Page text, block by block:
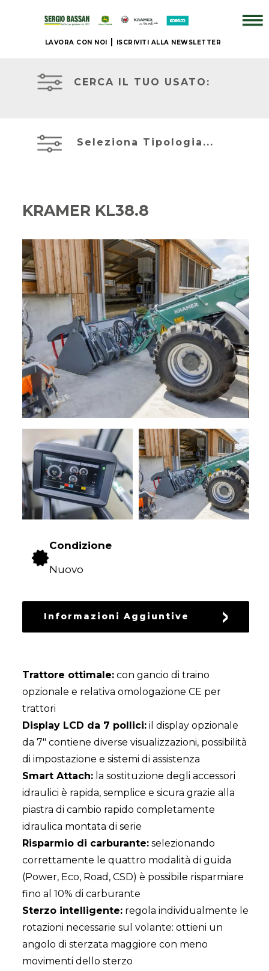
LAVORA CON NOI ISCRIVITI ALLA NEWSLETTER
NUOVO
USATO
NOLEGGIO
PROMOZIONI
SERVIZI
NEWS
CONTATTI
CERCA IL TUO USATO:
Seleziona Tipologia...
KRAMER KL38.8
Condizione
Nuovo
Informazioni Aggiuntive
Trattore ottimale: con gancio di traino
opzionale e relativa omologazione CE per
trattori
Display LCD da 7 pollici: il display opzionale
da 7" contiene diverse visualizzazioni, possibilità
di impostazione e sistemi di assistenza
Smart Attach: la sostituzione degli accessori
idraulici è rapida, semplice e sicura grazie alla
piastra di cambio rapido completamente
idraulica montata di serie
Risparmio di carburante: selezionando
correttamente le quattro modalità di guida
(Power, Eco, Road, CSD) è possibile risparmiare
fino al 10% di carburante
Sterzo intelligente: regola individualmente le
rotazioni necessarie sul volante: ottieni un
angolo di sterzata maggiore con meno
movimenti dello sterzo
ED
ESCAVATORI
TRINCE
TESTATE
GIARDINAGGIO
RICAMBI